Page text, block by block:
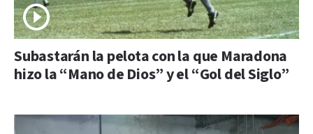
Subastarán la pelota con la que Maradona
hizo la “Mano de Dios” y el “Gol del Siglo”